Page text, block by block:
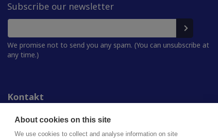
About cookies on this site
We use cookies to collect and analyse information on site
Subscribe our newsletter
We promise not to send you any spam. (You can unsubscribe at
any time.)
Kontakt
För media
Studentkårerna